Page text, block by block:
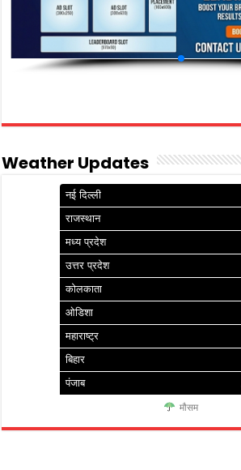
Weather Updates
नई दिल्ली
राजस्थान
मध्य प्रदेश
उत्तर प्रदेश
कोलकाता
ओडिशा
महाराष्ट्र
बिहार
पंजाब
मौसम